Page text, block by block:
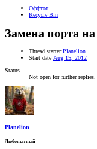
Оффтоп
Recycle Bin
Замена порта на
Thread starter Planelion
Start date Aug 15, 2012
Status
Not open for further replies.
Planelion
Любопытный